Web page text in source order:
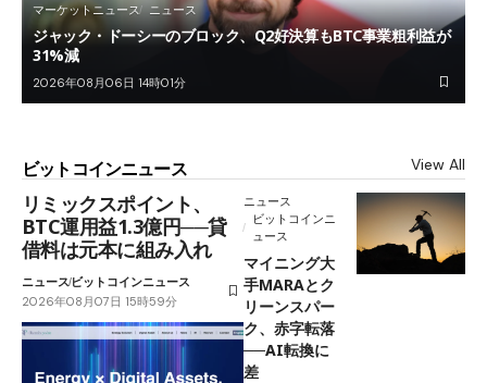
マーケットニュース ニュース
ジャック・ドーシーのブロック、Q2好決算もBTC事業粗利益が
31%減
2026年08月06日 14時01分
ビットコインニュース View All
リミックスポイント、
BTC運用益1.3億円──貸
借料は元本に組み入れ
ニュースビットコインニュース
2026年08月07日 15時59分
ニュース
ビットコインニ
ュース
マイニング大
手MARAとク
リーンスパー
ク、赤字転落
──AI転換に
差